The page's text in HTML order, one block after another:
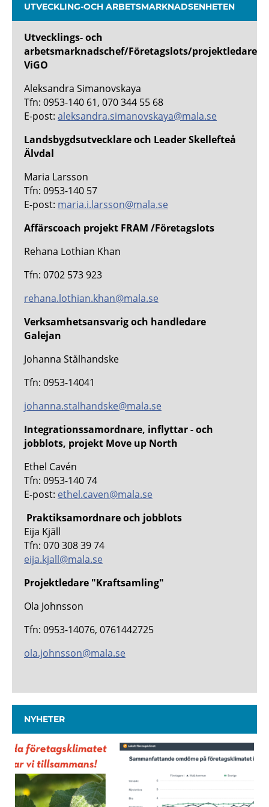
UTVECKLING-OCH ARBETSMARKNADSENHETEN
Utvecklings- och
arbetsmarknadschef/Företagslots/projektledare
ViGO
Aleksandra Simanovskaya
Tfn: 0953-140 61, 070 344 55 68
E-post: aleksandra.simanovskaya@mala.se
Landsbygdsutvecklare och Leader Skellefteå
Älvdal
Maria Larsson
Tfn: 0953-140 57
E-post: maria.i.larsson@mala.se
Affärscoach projekt FRAM /Företagslots
Rehana Lothian Khan
Tfn: 0702 573 923
rehana.lothian.khan@mala.se
Verksamhetsansvarig och handledare
Galejan
Johanna Stålhandske
Tfn: 0953-14041
johanna.stalhandske@mala.se
Integrationssamordnare, inflyttar - och
jobblots, projekt Move up North
Ethel Cavén
Tfn: 0953-140 74
E-post: ethel.caven@mala.se
Praktiksamordnare och jobblots
Eija Kjäll
Tfn: 070 308 39 74
eija.kjall@mala.se
Projektledare "Kraftsamling"
Ola Johnsson
Tfn: 0953-14076, 0761442725
ola.johnsson@mala.se
NYHETER